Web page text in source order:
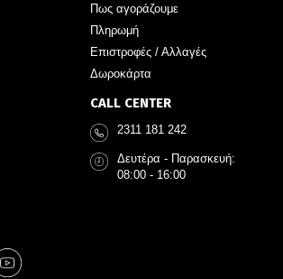
Πως αγοράζουμε
Πληρωμή
Επιστροφές / Αλλαγές
Δωροκάρτα
CALL CENTER
2311 181 242
Δευτέρα - Παρασκευή:
08:00 - 16:00